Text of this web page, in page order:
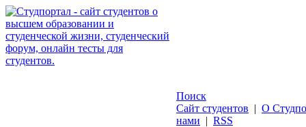
Поиск
Сайт студентов | О
нами | RSS